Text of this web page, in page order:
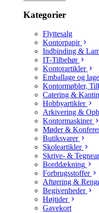
Kategorier
Flyttesalg
Kontorpapir
Indbinding &
IT-Tilbehør
Kontorartikler
Emballage og
Kontormøbler,
Catering &
Hobbyartikler
Arkivering &
Kontormaskiner
Møder &
Butiksvarer
Skoleartikler
Skrive- &
Borddækning
Forbrugsstoffer
Aftørring &
Begivenheder
Højtider
Gavekort